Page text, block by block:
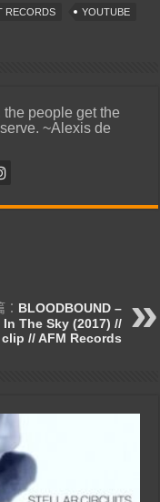
RECORDS YOUTUBE
the people get the
~Alexis de
BLOODBOUND –
The Sky (2017) //
// AFM Records